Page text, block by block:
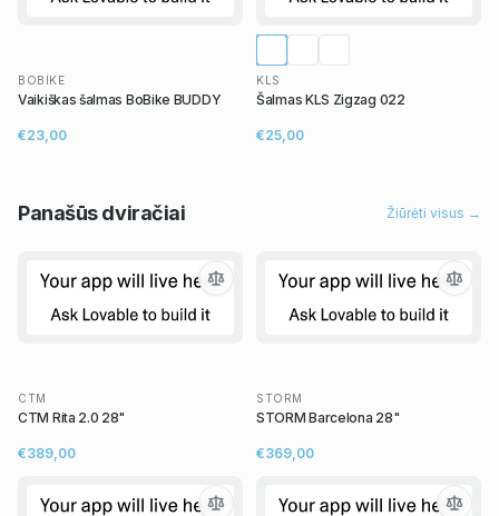
BOBIKE
Vaikiškas šalmas BoBike BUDDY
€23,00
KLS
Šalmas KLS Zigzag 022
€25,00
Panašūsdviračiai Žiūrėti visus →
CTM
CTM Rita 2.0 28"
€389,00
STORM
STORM Barcelona 28"
€369,00